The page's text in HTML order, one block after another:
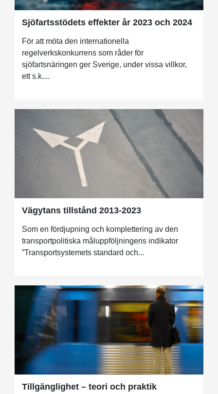
Sjöfartsstödets effekter år 2023 och 2024
För att möta den internationella
regelverkskonkurrens som råder för
sjöfartsnäringen ger Sverige, under vissa villkor,
ett s.k....
Vägytans tillstånd 2013-2023
Som en fördjupning och komplettering av den
transportpolitiska måluppföljningens indikator
”Transportsystemets standard och...
Tillgänglighet – teori och praktik